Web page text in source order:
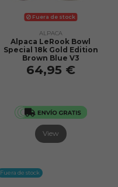
Fuera de stock
ALPACA
Alpaca LeRook Bowl
Special 18k Gold Edition
Brown Blue V3
64,95 €
View
Fuera de stock